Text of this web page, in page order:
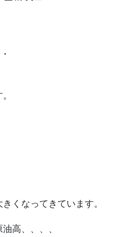
くなってきています。
高、、、、